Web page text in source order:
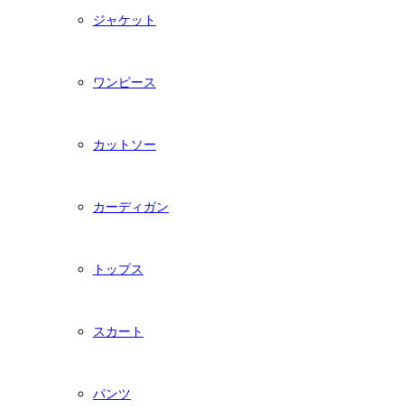
ジャケット
ワンピース
カットソー
カーディガン
トップス
スカート
パンツ